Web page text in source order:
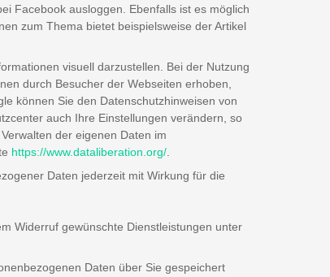
Facebook ausloggen. Ebenfalls ist es möglich
zum Thema bietet beispielsweise der Artikel
visuell darzustellen. Bei der Nutzung
durch Besucher der Webseiten erhoben,
können Sie den Datenschutzhinweisen von
auch Ihre Einstellungen verändern, so
der eigenen Daten im
https://www.dataliberation.org/.
Daten jederzeit mit Wirkung für die
Widerruf gewünschte Dienstleistungen unter
Daten über Sie gespeichert